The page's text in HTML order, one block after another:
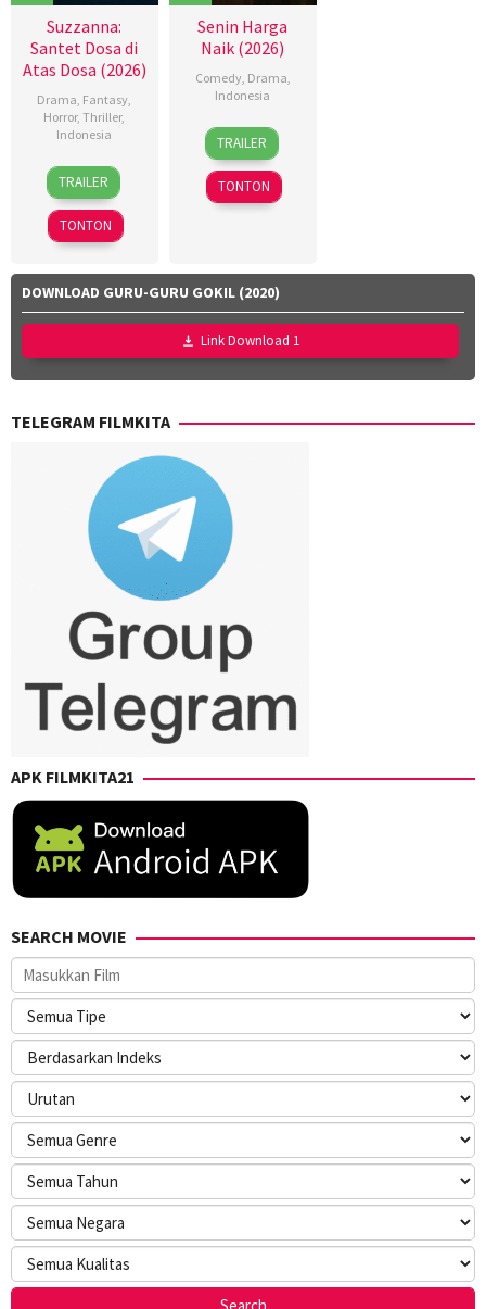
Suzzanna:
Santet Dosa di
Atas Dosa (2026)
Drama, Fantasy,
Horror,Thriller,
Indonesia
18
Mar
2026
Azhar
Kinoi
Lubis,
Hollynov
Mutia
Effendi,
Nurul
Ravika
TRAILER
TONTON
Senin Harga
Naik (2026)
Comedy, Drama,
Indonesia
18
Mar
2026
Dinna
Jasanti
Fachru
Rizza
Farras
Zaky,
Utari
Nofita
TRAILER
TONTON
DOWNLOAD GURU-GURU GOKIL (2020)
Link Download 1
TELEGRAM FILMKITA
APK FILMKITA21
SEARCH MOVIE